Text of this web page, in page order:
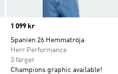
Price
1 099 kr
Spanien 26 Hemmatröja
Herr Performance
3 färger
Champions graphic available!